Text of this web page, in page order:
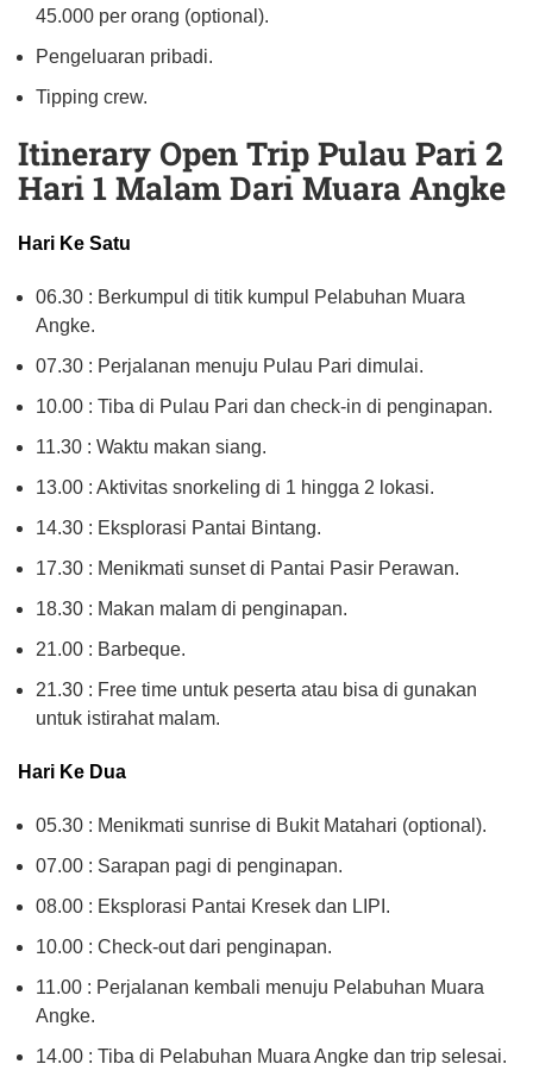
45.000 per orang (optional).
Pengeluaran pribadi.
Tipping crew.
Itinerary Open Trip Pulau Pari 2
Hari 1 Malam Dari Muara Angke
Hari Ke Satu
06.30 : Berkumpul di titik kumpul Pelabuhan Muara
Angke.
07.30 : Perjalanan menuju Pulau Pari dimulai.
10.00 : Tiba di Pulau Pari dan check-in di penginapan.
11.30 : Waktu makan siang.
13.00 : Aktivitas snorkeling di 1 hingga 2 lokasi.
14.30 : Eksplorasi Pantai Bintang.
17.30 : Menikmati sunset di Pantai Pasir Perawan.
18.30 : Makan malam di penginapan.
21.00 : Barbeque.
21.30 : Free time untuk peserta atau bisa di gunakan
untuk istirahat malam.
Hari Ke Dua
05.30 : Menikmati sunrise di Bukit Matahari (optional).
07.00 : Sarapan pagi di penginapan.
08.00 : Eksplorasi Pantai Kresek dan LIPI.
10.00 : Check-out dari penginapan.
11.00 : Perjalanan kembali menuju Pelabuhan Muara
Angke.
14.00 : Tiba di Pelabuhan Muara Angke dan trip selesai.